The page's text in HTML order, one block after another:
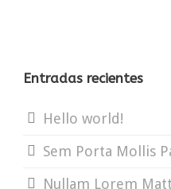
Entradas recientes
Hello world!
Sem Porta Mollis
Nullam Lorem